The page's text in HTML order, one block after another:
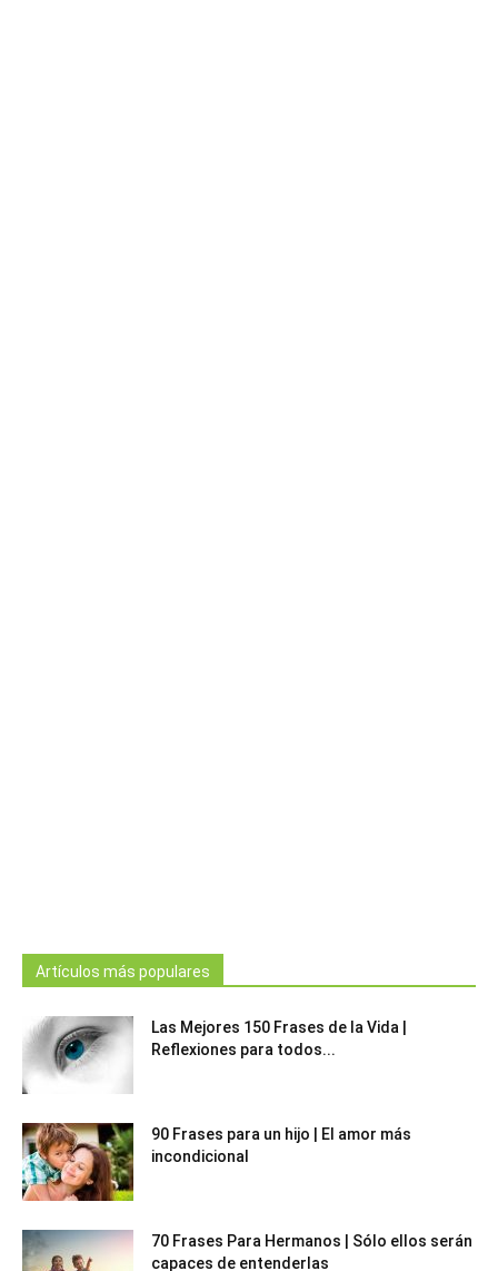
Artículos más populares
Las Mejores 150 Frases de la Vida |
Reflexiones para todos...
90 Frases para un hijo | El amor más
incondicional
70 Frases Para Hermanos | Sólo ellos serán
capaces de entenderlas